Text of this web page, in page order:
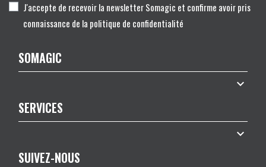
J'accepte de recevoir la newsletter Somagic et confirme avoir pris
connaissance de la politique de confidentialité
SOMAGIC

SERVICES

SUIVEZ-NOUS